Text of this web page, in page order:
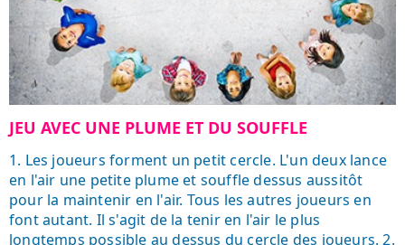
JEU AVEC UNE PLUME ET DU SOUFFLE
1. Les joueurs forment un petit cercle. L'un deux lance
en l'air une petite plume et souffle dessus aussitôt
pour la maintenir en l'air. Tous les autres joueurs en
font autant. Il s'agit de la tenir en l'air le plus
longtemps possible au dessus du cercle des joueurs. 2.